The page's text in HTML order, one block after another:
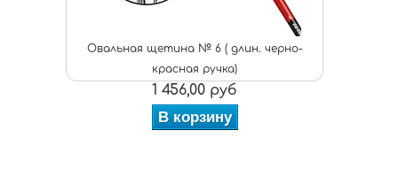
Овальная щетина № 6 ( длин. черно-
красная ручка)
1 456,00 руб
В корзину